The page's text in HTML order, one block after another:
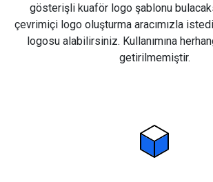
gösterişli kuaför logo şablonu
çevrimiçi logo oluşturma aracımızla
logosu alabilirsiniz. Kullanımına
getirilmemiştir.